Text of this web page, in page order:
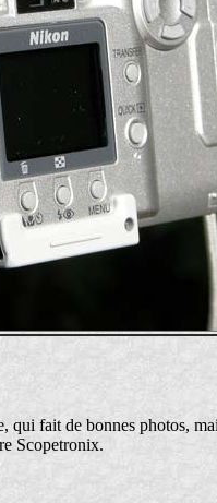
fait de bonnes photos,
Scopetronix.